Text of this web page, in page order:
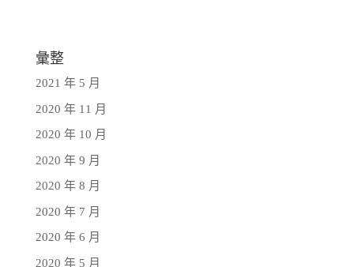
彙整
2021 年 5 月
2020 年 11 月
2020 年 10 月
2020 年 9 月
2020 年 8 月
2020 年 7 月
2020 年 6 月
2020 年 5 月